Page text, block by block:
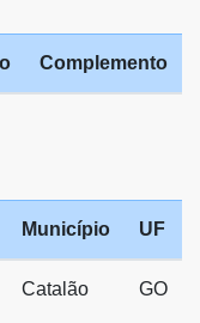
Complemento
Município UF
Catalão GO